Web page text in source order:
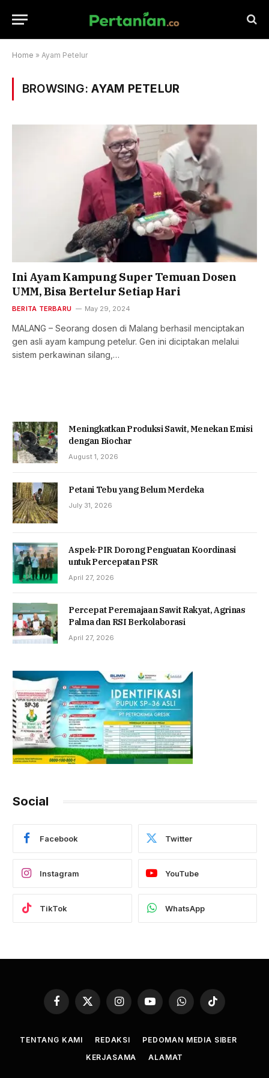
Home » Ayam Petelur
BROWSING: AYAM PETELUR
Ini Ayam Kampung Super Temuan Dosen
UMM, Bisa Bertelur Setiap Hari
BERITA TERBARU May 29, 2024
MALANG – Seorang dosen di Malang berhasil menciptakan
gen asli ayam kampung petelur. Gen ini diciptakan melalui
sistem perkawinan silang,…
Meningkatkan Produksi Sawit, Menekan Emisi
dengan Biochar
August 1, 2026
Petani Tebu yang Belum Merdeka
July 31, 2026
Aspek-PIR Dorong Penguatan Koordinasi
untuk Percepatan PSR
April 27, 2026
Percepat Peremajaan Sawit Rakyat, Agrinas
Palma dan RSI Berkolaborasi
April 27, 2026
Social
Facebook Twitter
Instagram YouTube
TikTok WhatsApp
Facebook
X
InstagramYouTubeWhatsAppTikTok
TENTANG KAMI REDAKSI
PEDOMAN MEDIA SIBER
KERJASAMA
ALAMAT